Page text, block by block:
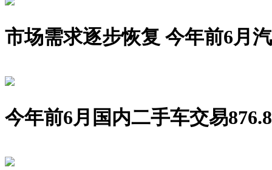
市场需求逐步恢复 今年前6月
今年前6月国内二手车交易